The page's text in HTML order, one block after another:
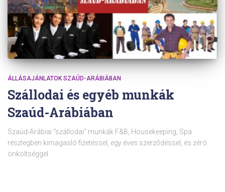
ÁLLÁSAJÁNLATOK SZAÚD-ARÁBIÁBAN
Szállodai és egyéb munkák
Szaúd-Arábiában
Szaúd-Arábiai “szállodai” munkák F&B, Housekeeping, Spa
részlegben kimagasló fizetéssel, egy éves szerződéssel, és zéró
önköltséggel